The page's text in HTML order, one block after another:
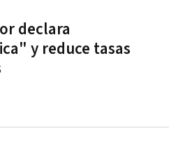
declara
y reduce tasas